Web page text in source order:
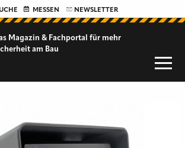
MESSEN NEWSLETTER
Magazin & Fachportal für mehr
am Bau